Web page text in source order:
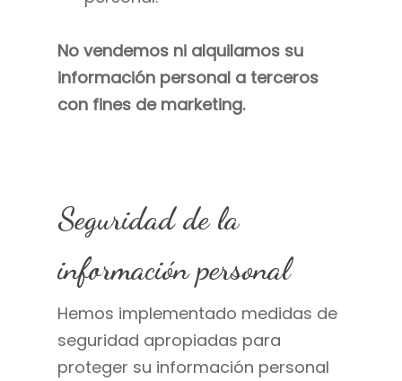
No vendemos ni alquilamos su
información personal a terceros
con fines de marketing.
Seguridad de la
información personal
Hemos implementado medidas de
seguridad apropiadas para
proteger su información personal